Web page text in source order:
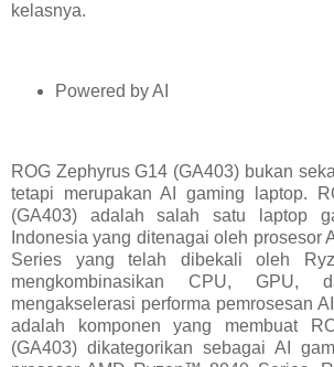
kelasnya.
Powered by AI
ROG Zephyrus G14 (GA403) bukan
tetapi merupakan AI gaming laptop.
(GA403) adalah salah satu laptop
Indonesia yang ditenagai oleh
Series yang telah dibekali oleh
mengkombinasikan CPU, GPU,
mengakselerasi performa pemrosesan
adalah komponen yang membuat
(GA403) dikategorikan sebagai AI